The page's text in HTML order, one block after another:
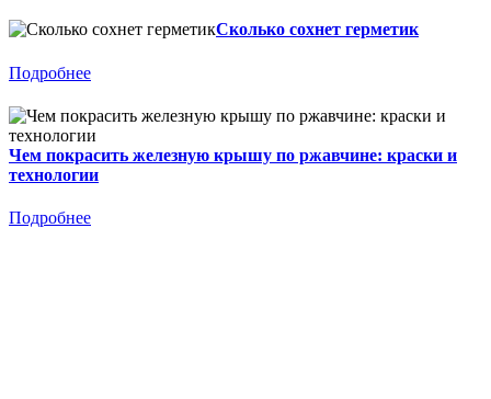
Сколько сохнет герметик
Подробнее
Чем покрасить железную крышу по ржавчине: краски и
технологии
Подробнее